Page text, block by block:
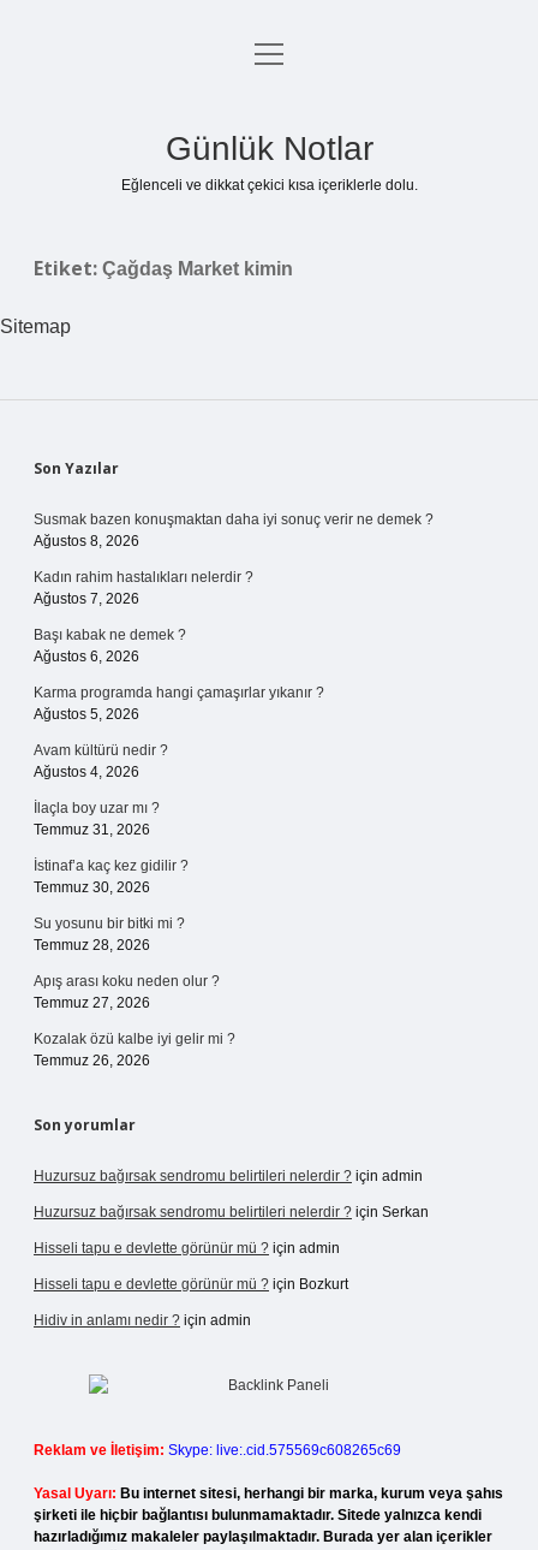
Anasayfa
menüyü
Günlük Notlar
Eğlenceli ve dikkat çekici kısa içeriklerle dolu.
Etiket: Çağdaş Market kimin
Sitemap
Sidebar
Son Yazılar
Susmak bazen konuşmaktan daha iyi sonuç verir ne demek ?
Ağustos 8, 2026
Kadın rahim hastalıkları nelerdir ?
Ağustos 7, 2026
Başı kabak ne demek ?
Ağustos 6, 2026
Karma programda hangi çamaşırlar yıkanır ?
Ağustos 5, 2026
Avam kültürü nedir ?
Ağustos 4, 2026
İlaçla boy uzar mı ?
Temmuz 31, 2026
İstinaf’a kaç kez gidilir ?
Temmuz 30, 2026
Su yosunu bir bitki mi ?
Temmuz 28, 2026
Apış arası koku neden olur ?
Temmuz 27, 2026
Kozalak özü kalbe iyi gelir mi ?
Temmuz 26, 2026
Son yorumlar
Huzursuz bağırsak sendromu belirtileri nelerdir ? için admin
Huzursuz bağırsak sendromu belirtileri nelerdir ? için Serkan
Hisseli tapu e devlette görünür mü ? için admin
Hisseli tapu e devlette görünür mü ? için Bozkurt
Hidiv in anlamı nedir ? için admin
Reklam ve İletişim: Skype: live:.cid.575569c608265c69
Yasal Uyarı: Bu internet sitesi, herhangi bir marka, kurum veya şahıs
şirketi ile hiçbir bağlantısı bulunmamaktadır. Sitede yalnızca kendi
hazırladığımız makaleler paylaşılmaktadır. Burada yer alan içerikler